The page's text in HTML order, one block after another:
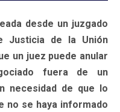
desde un juzgado
Justicia de la Unión
un juez puede anular
fuera de un
necesidad de que lo
no se haya informado